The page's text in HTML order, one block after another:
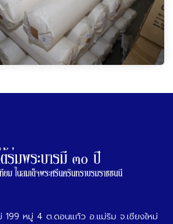
199 หมู่ 4 ต.ดอนแก้ว อ.แม่ริม จ.เชียงใหม่